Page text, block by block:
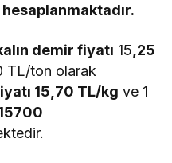
demir fiyatı 15 ,25
TL/ton olarak
15,70 TL/kg ve 1